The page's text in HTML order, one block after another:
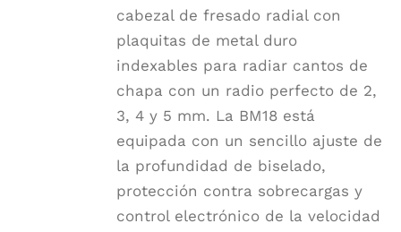
cabezal de fresado radial con
plaquitas de metal duro
indexables para radiar cantos de
chapa con un radio perfecto de 2,
3, 4 y 5 mm. La BM18 está
equipada con un sencillo ajuste de
la profundidad de biselado,
protección contra sobrecargas y
control electrónico de la velocidad